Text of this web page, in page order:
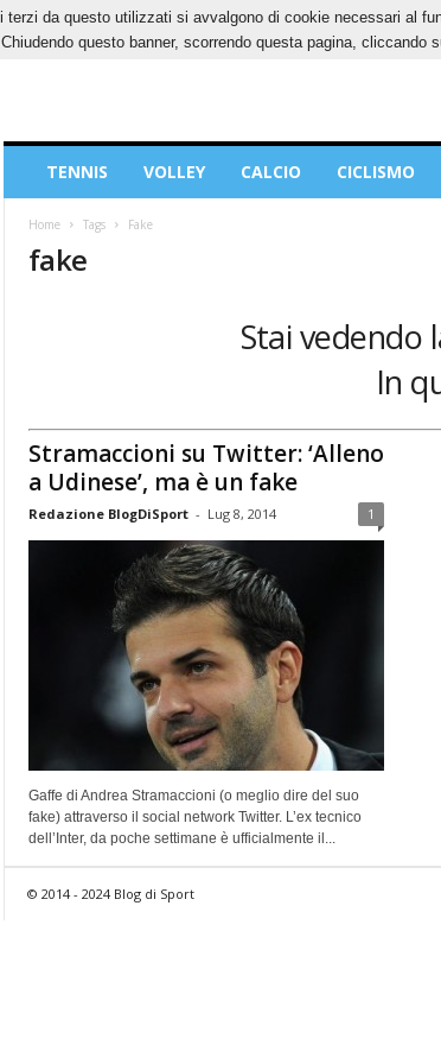
VENERDÌ, 7 AGOSTO 2026 CONTATTI COOKIES PRIVACY
Sport
TENNIS VOLLEY CALCIO CICLISMO
Home Tags Fake
fake
Stai vedendo
In
Stramaccioni su Twitter: ‘Alleno
a Udinese’, ma è un fake
Redazione BlogDiSport - Lug 8, 2014 1
Gaffe di Andrea Stramaccioni (o meglio dire del suo
fake) attraverso il social network Twitter. L’ex tecnico
dell’Inter, da poche settimane è ufficialmente il...
© 2014 - 2024 Blog di Sport
terzi da questo utilizzati si avvalgono di cookie necessari al
questo banner, scorrendo questa pagina,